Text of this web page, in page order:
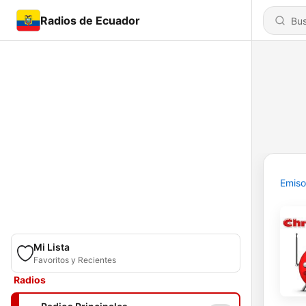
Radios de Ecuador
Mi Lista
Favoritos y Recientes
Radios